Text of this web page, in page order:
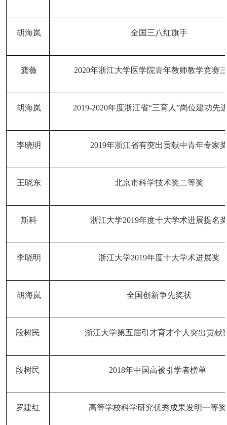
胡海岚 全国三八红旗手
龚薇 2020年浙江大学医学院青年教师教学竞赛
胡海岚 2019-2020年度浙江省“三育人”岗位建功先
李晓明 2019年浙江省有突出贡献中青年专家
王晓东 北京市科学技术奖二等奖
斯科 浙江大学2019年度十大学术进展提名
李晓明 浙江大学2019年度十大学术进展奖
胡海岚 全国创新争先奖状
段树民 浙江大学第五届引才育才个人突出贡献
段树民 2018年中国高被引学者榜单
罗建红 高等学校科学研究优秀成果发明一等奖